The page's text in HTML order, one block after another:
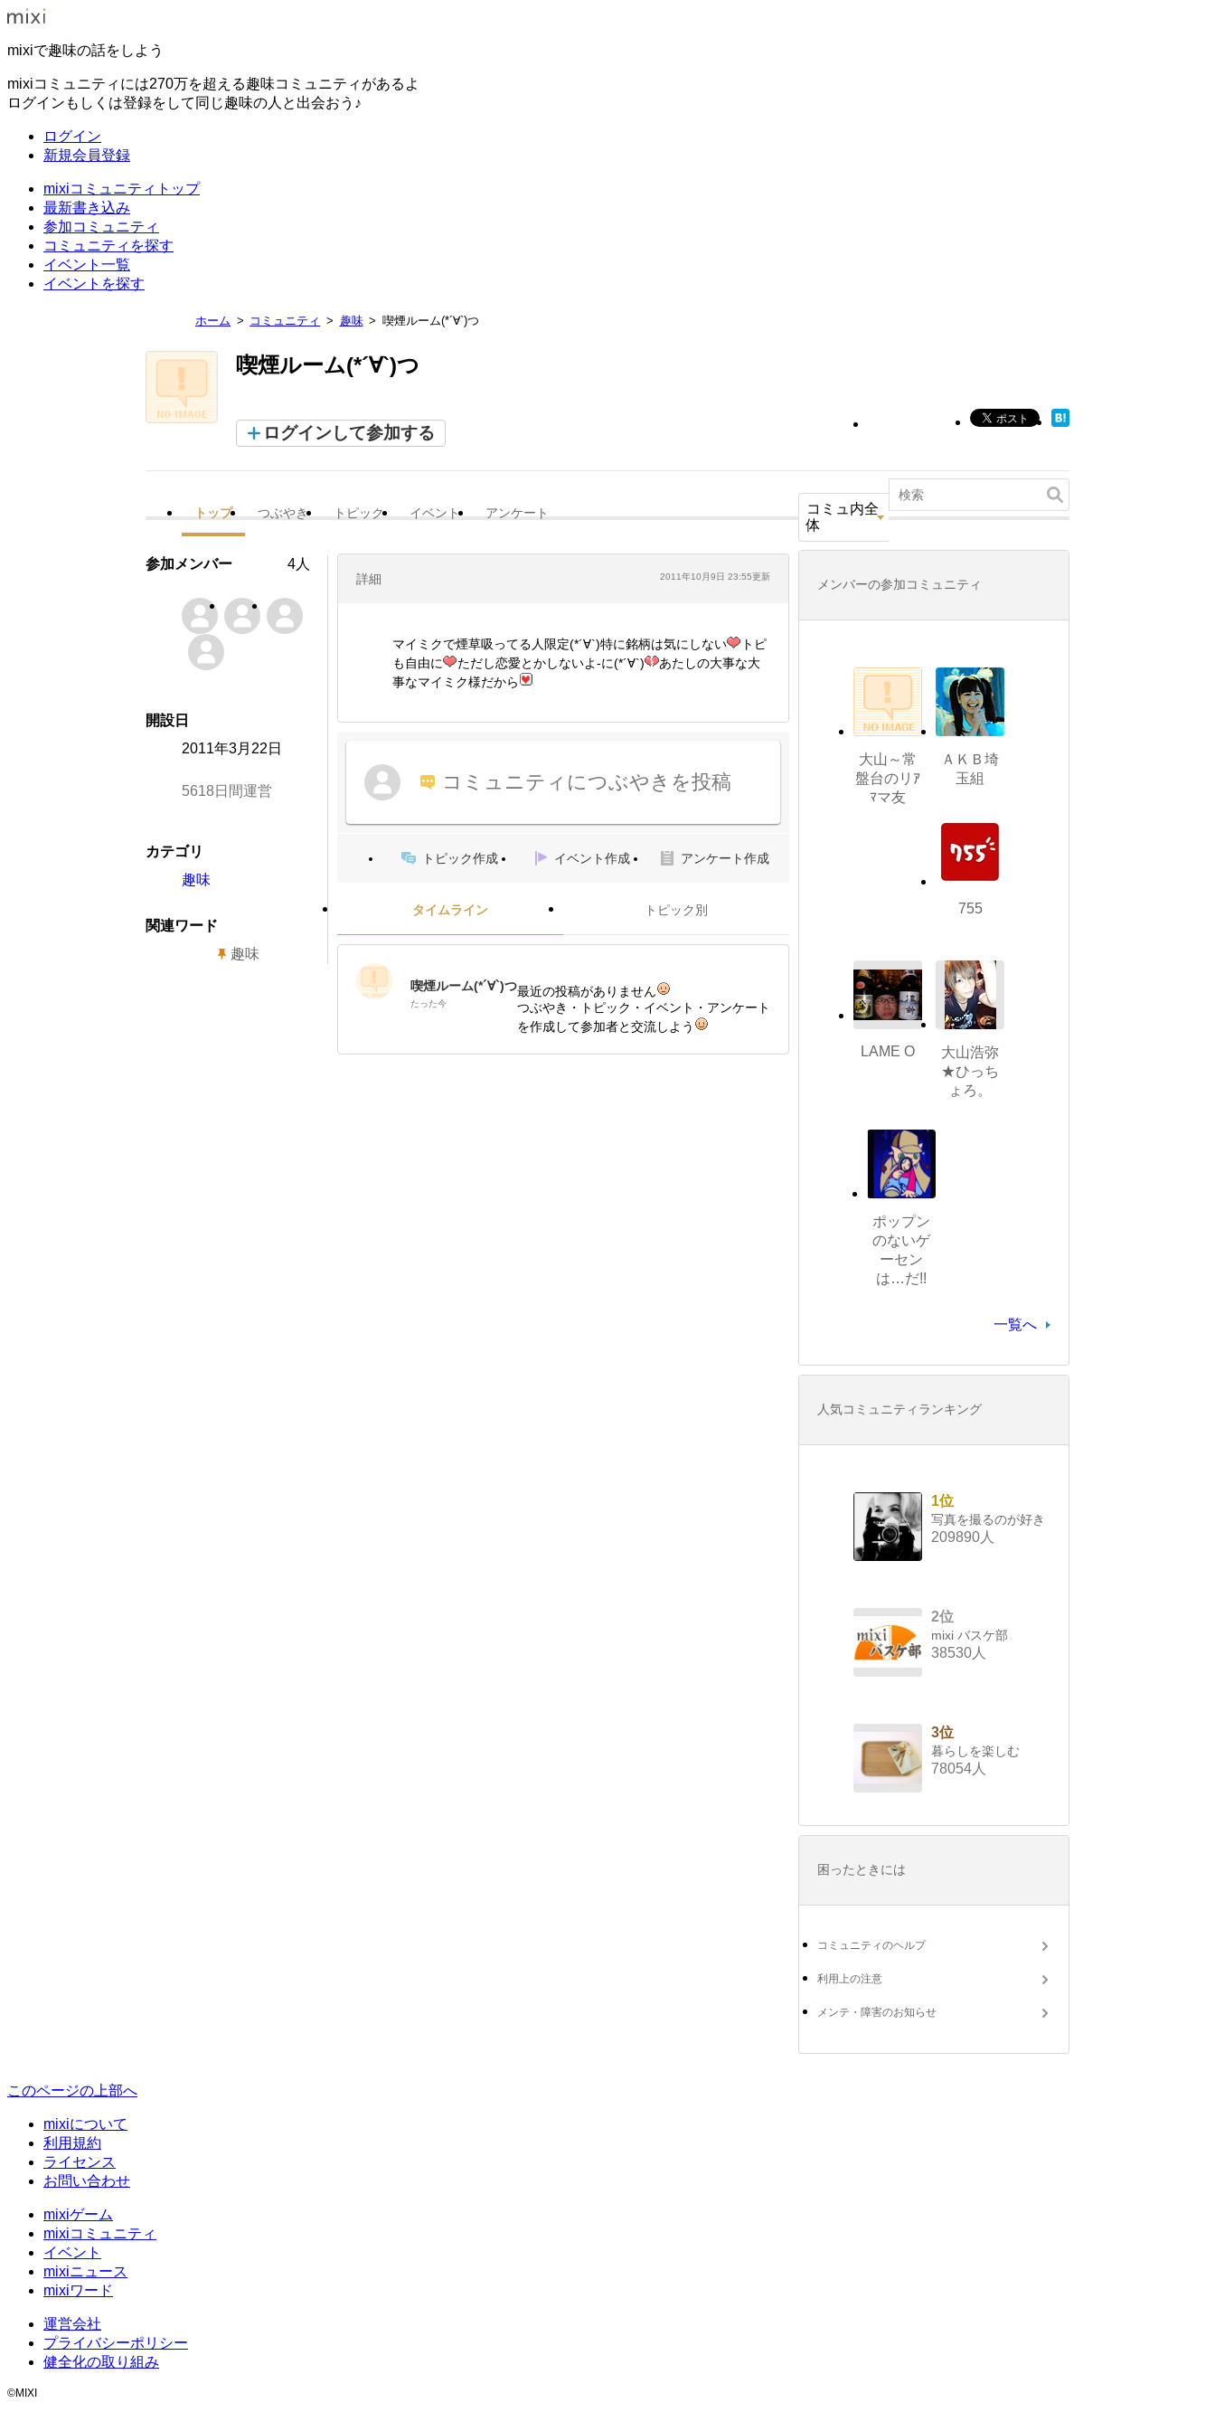
mixiで趣味の話をしよう
mixiコミュニティには270万を超える趣味コミュニティがあるよ
ログインもしくは登録をして同じ趣味の人と出会おう♪
ログイン
新規会員登録
mixiコミュニティトップ
最新書き込み
参加コミュニティ
コミュニティを探す
イベント一覧
イベントを探す
ホーム コミュニティ 趣味 喫煙ルーム(*´∀`)つ
喫煙ルーム(*´∀`)つ
ログインして参加する
トップ つぶやき トピック イベント アンケート
コミュ内全
体
詳細 2011年10月9日 23:55更新
マイミクで煙草吸ってる人限定(*´∀`)特に銘柄は気にしない
トピ
も自由に
ただし恋愛とかしないよ-に(*´∀`)
あたしの大事な大
事なマイミク様だから
コミュニティにつぶやきを投稿
トピック作成 イベント作成 アンケート作成
タイムライン トピック別
喫煙ルーム(*´∀`)つ
たった今
最近の投稿がありません
つぶやき・トピック・イベント・アンケート
を作成して参加者と交流しよう
参加メンバー 4人
開設日
2011年3月22日
5618日間運営
カテゴリ
趣味
関連ワード
趣味
メンバーの参加コミュニティ
大山～常
盤台のリｱ
ﾏマ友
ＡＫＢ埼
玉組
755
LAME O
大山浩弥
★ひっち
ょろ。
ポップン
のないゲ
ーセン
は…だ!!
一覧へ
人気コミュニティランキング
1位
写真を撮るのが好き
209890人
2位
mixi バスケ部
38530人
3位
暮らしを楽しむ
78054人
困ったときには
コミュニティのヘルプ
利用上の注意
メンテ・障害のお知らせ
このページの上部へ
mixiについて
利用規約
ライセンス
お問い合わせ
mixiゲーム
mixiコミュニティ
イベント
mixiニュース
mixiワード
運営会社
プライバシーポリシー
健全化の取り組み
©MIXI